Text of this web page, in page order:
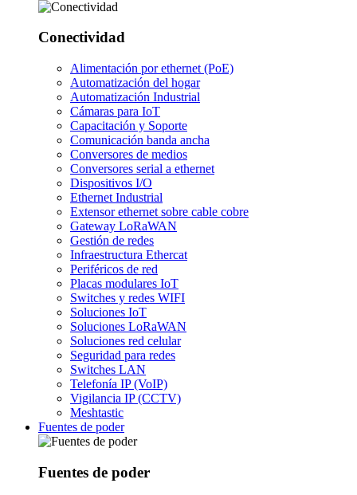
Conectividad
Alimentación por ethernet (PoE)
Automatización del hogar
Automatización Industrial
Cámaras para IoT
Capacitación y Soporte
Comunicación banda ancha
Conversores de medios
Conversores serial a ethernet
Dispositivos I/O
Ethernet Industrial
Extensor ethernet sobre cable cobre
Gateway LoRaWAN
Gestión de redes
Infraestructura Ethercat
Periféricos de red
Placas modulares IoT
Switches y redes WIFI
Soluciones IoT
Soluciones LoRaWAN
Soluciones red celular
Seguridad para redes
Switches LAN
Telefonía IP (VoIP)
Vigilancia IP (CCTV)
Meshtastic
Fuentes de poder
Fuentes de poder